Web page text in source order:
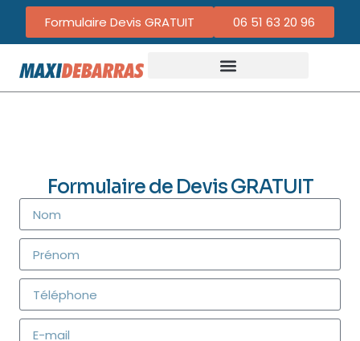
Formulaire Devis GRATUIT 06 51 63 20 96
Formulaire de Devis GRATUIT